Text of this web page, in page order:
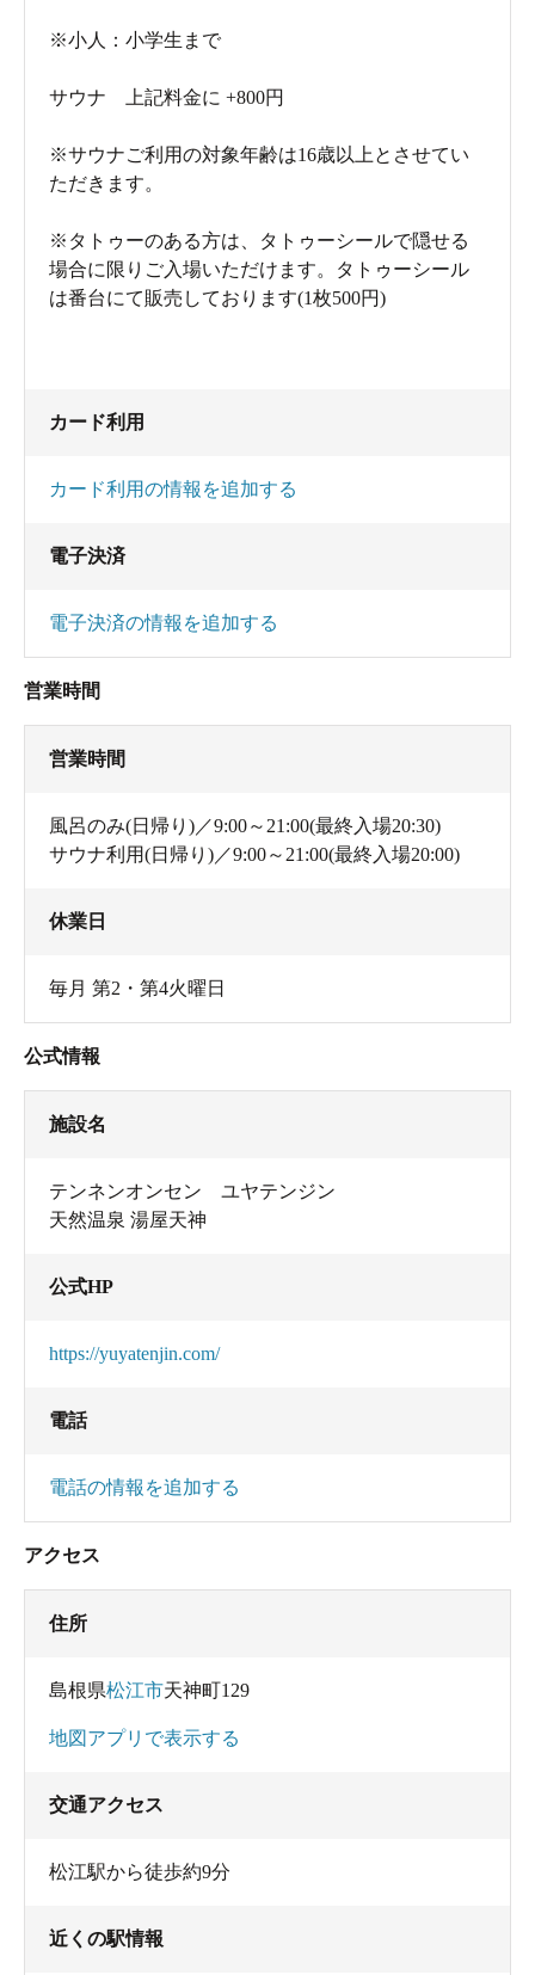
※小人：小学生まで
サウナ 上記料金に +800円
※サウナご利用の対象年齢は16歳以上とさせてい
ただきます。
※タトゥーのある方は、タトゥーシールで隠せる
場合に限りご入場いただけます。タトゥーシール
は番台にて販売しております(1枚500円)
カード利用
カード利用の情報を追加する
電子決済
電子決済の情報を追加する
営業時間
営業時間
風呂のみ(日帰り)／9:00～21:00(最終入場20:30)
サウナ利用(日帰り)／9:00～21:00(最終入場20:00)
休業日
毎月 第2・第4火曜日
公式情報
施設名
テンネンオンセン ユヤテンジン
天然温泉 湯屋天神
公式HP
https://yuyatenjin.com/
電話
電話の情報を追加する
アクセス
住所
島根県松江市天神町129
地図アプリで表示する
交通アクセス
松江駅から徒歩約9分
近くの駅情報